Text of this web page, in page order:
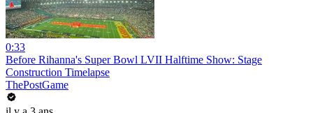
0:33
Before Rihanna's Super Bowl LVII Halftime Show: Stage
Construction Timelapse
ThePostGame